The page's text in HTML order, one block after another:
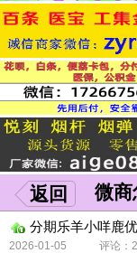
返回 微商
分期乐羊小咩鹿
现
2026-01-05 评论：2